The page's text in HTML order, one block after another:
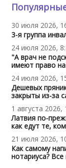
30 июля 2026,
3-я группа
24 июля 2026,
"А врач не
имеют право
24 июля 2026,
Дешевых
закрыты из-за
1 августа 2026,
Латвия по-
как едут те,
21 июля 2026,
Как самому
нотариуса?